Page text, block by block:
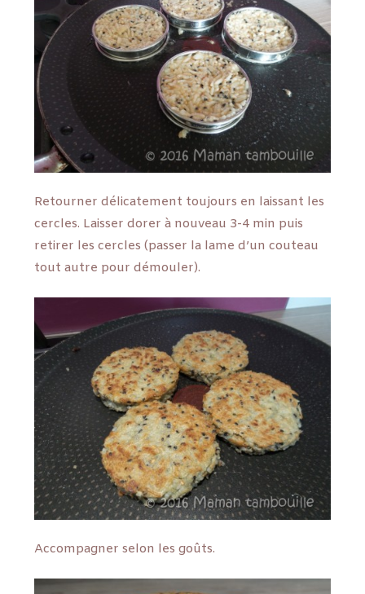
Retourner délicatement toujours en laissant les
cercles. Laisser dorer à nouveau 3-4 min puis
retirer les cercles (passer la lame d’un couteau
tout autre pour démouler).
Accompagner selon les goûts.